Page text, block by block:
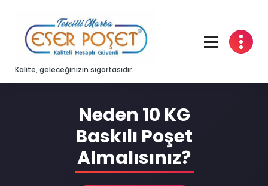
content
Kalite, geleceğinizin sigortasıdır.
Neden 10 KG
Baskılı Poşet
Almalısınız?